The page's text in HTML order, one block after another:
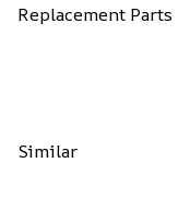
Replacement Parts
Similar